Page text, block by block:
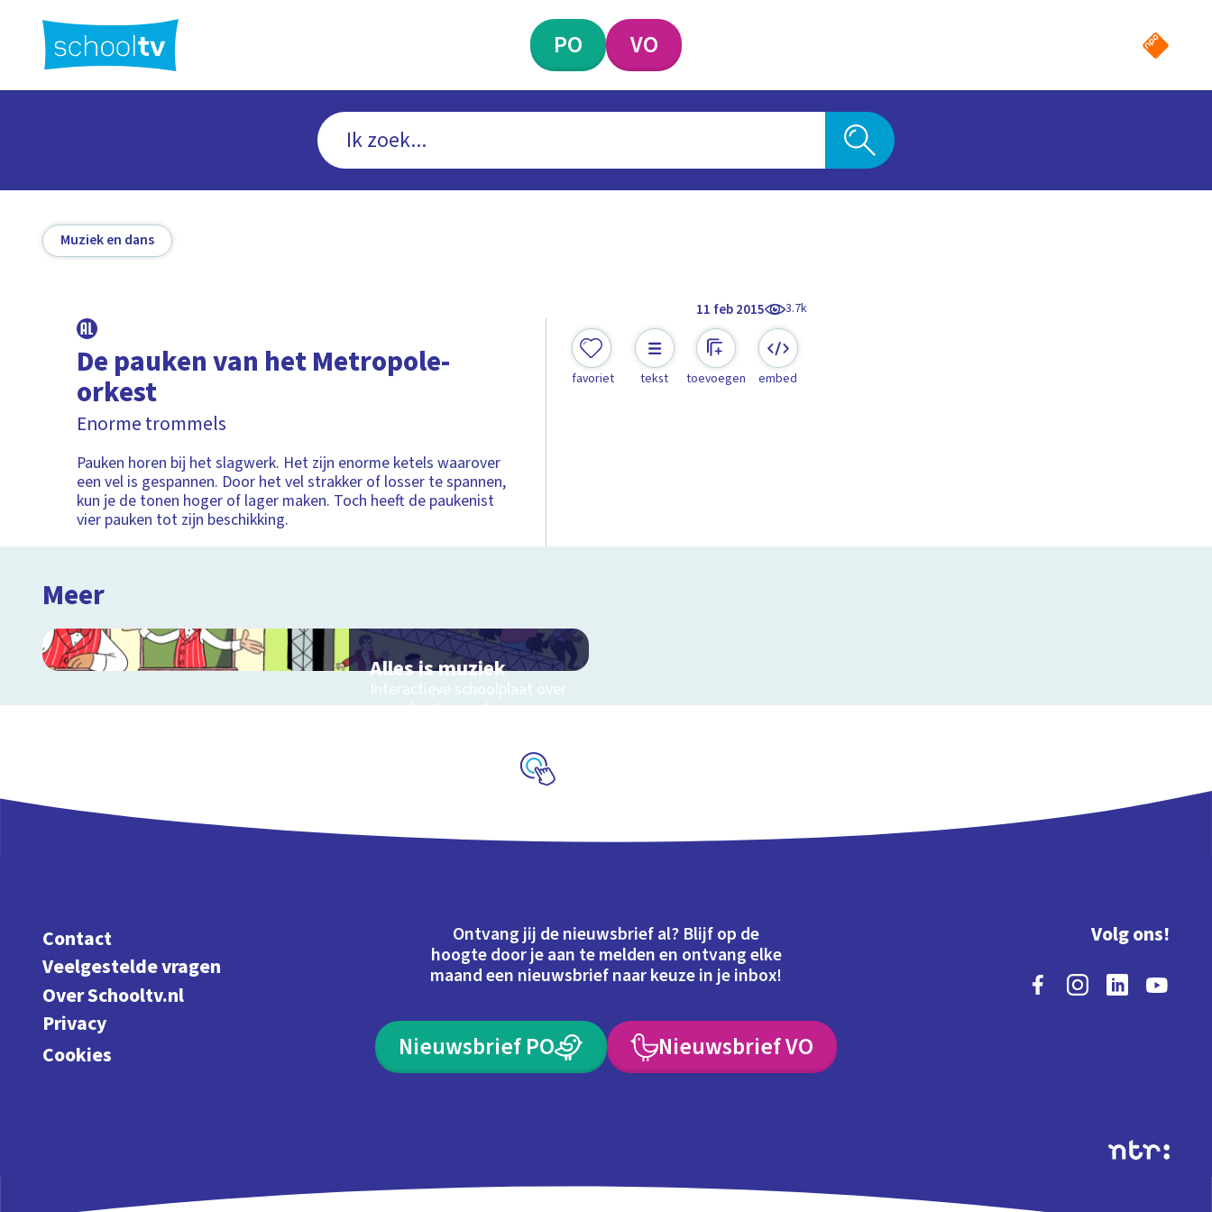
hoofdinhoud
PO VO
Muziek en dans
11 feb 2015 3.7k
De pauken van het Metropole-
orkest
Enorme trommels
Pauken horen bij het slagwerk. Het zijn enorme ketels waarover
een vel is gespannen. Door het vel strakker of losser te spannen,
kun je de tonen hoger of lager maken. Toch heeft de paukenist
vier pauken tot zijn beschikking.
favoriet tekst toevoegen embed
Meer
Alles is muziek
Interactieve schoolplaat over
muziekinstrumenten en
Contact
Veelgestelde vragen
Over Schooltv.nl
Privacy
Cookies
Ontvang jij de nieuwsbrief al? Blijf op de
hoogte door je aan te melden en ontvang elke
maand een nieuwsbrief naar keuze in je inbox!
Nieuwsbrief PO Nieuwsbrief VO
Volg ons!